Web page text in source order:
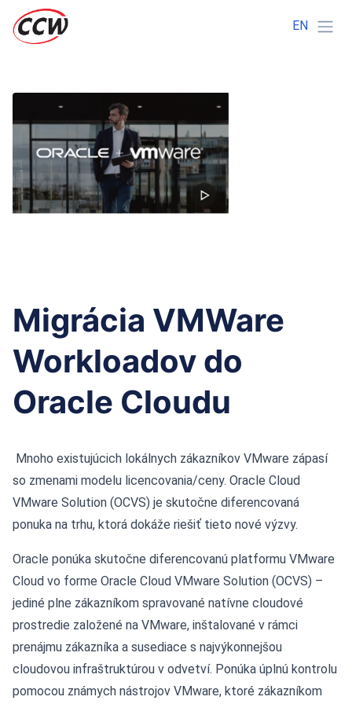
EN
Migrácia VMWare
Workloadov do
Oracle Cloudu
Mnoho existujúcich lokálnych zákazníkov VMware zápasí
so zmenami modelu licencovania/ceny. Oracle Cloud
VMware Solution (OCVS) je skutočne diferencovaná
ponuka na trhu, ktorá dokáže riešiť tieto nové výzvy.
Oracle ponúka skutočne diferencovanú platformu VMware
Cloud vo forme Oracle Cloud VMware Solution (OCVS) –
jediné plne zákazníkom spravované natívne cloudové
prostredie založené na VMware, inštalované v rámci
prenájmu zákazníka a susediace s najvýkonnejšou
cloudovou infraštruktúrou v odvetví. Ponúka úplnú kontrolu
pomocou známych nástrojov VMware, ktoré zákazníkom